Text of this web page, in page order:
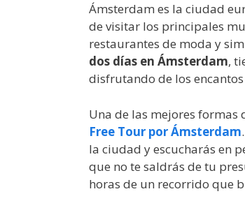
Ámsterdam es la ciudad
de visitar los principales
restaurantes de moda y
dos días en Ámsterdam,
disfrutando de los
Una de las mejores formas
Free Tour por Ámsterdam
la ciudad y escucharás en
que no te saldrás de tu
horas de un recorrido que